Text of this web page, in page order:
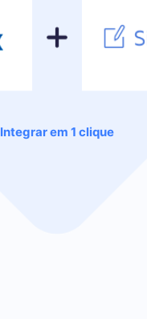
Integrar em 1 clique